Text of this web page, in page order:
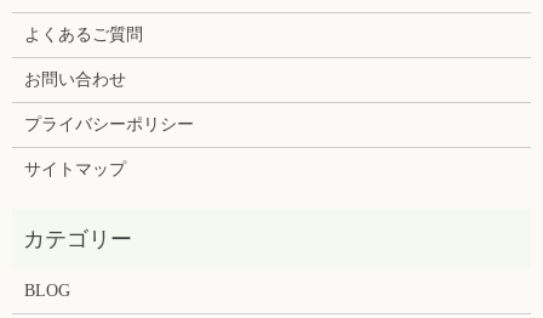
よくあるご質問
お問い合わせ
プライバシーポリシー
サイトマップ
BLOG